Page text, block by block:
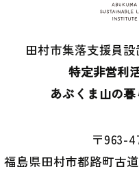
田村市集落支援員
特定非営利
あぶくま山の
〒963-
福島県田村市都路町古